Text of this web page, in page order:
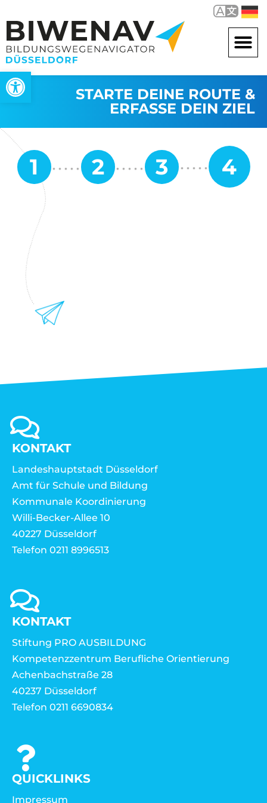
Open toolbar
STARTE DEINE ROUTE &
ERFASSE DEIN ZIEL
KONTAKT
Landeshauptstadt Düsseldorf
Amt für Schule und Bildung
Kommunale Koordinierung
Willi-Becker-Allee 10
40227 Düsseldorf
Telefon 0211 8996513
KONTAKT
Stiftung PRO AUSBILDUNG
Kompetenzzentrum Berufliche Orientierung
Achenbachstraße 28
40237 Düsseldorf
Telefon 0211 6690834
QUICKLINKS
Impressum